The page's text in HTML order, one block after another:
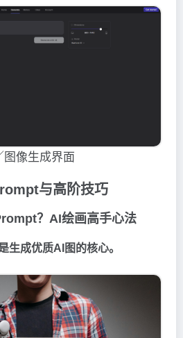
图像生成界面
与高阶技巧
？AI绘画高手心法
生成优质AI图的核心。